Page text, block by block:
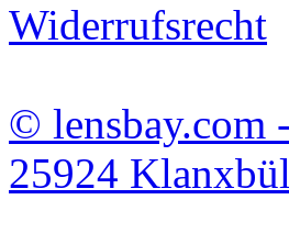
Widerrufsrecht
© lensbay.com
25924